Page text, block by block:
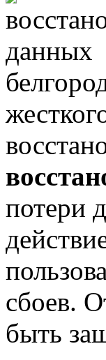
потери
сбоев.
быть